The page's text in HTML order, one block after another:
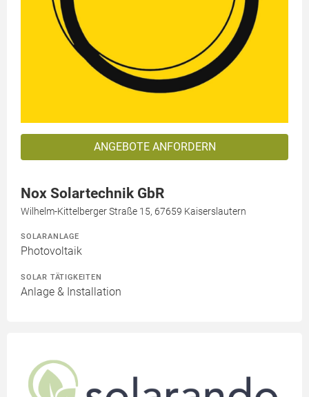
ANGEBOTE ANFORDERN
Nox Solartechnik GbR
Wilhelm-Kittelberger Straße 15, 67659 Kaiserslautern
SOLARANLAGE
Photovoltaik
SOLAR TÄTIGKEITEN
Anlage & Installation